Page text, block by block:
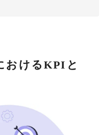
おけるKPIと